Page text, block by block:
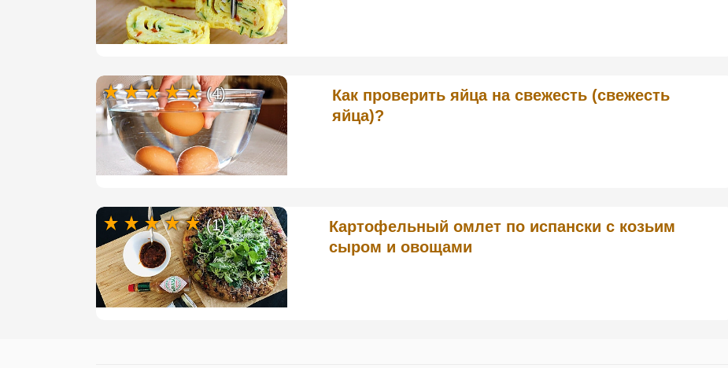
Как проверить яйца на свежесть (свежесть
яйца)?
(4)
Картофельный омлет по испански с козьим
сыром и овощами
(1)